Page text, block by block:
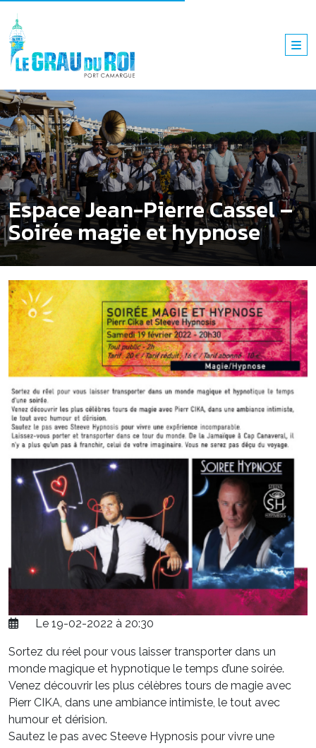
Espace Jean-Pierre Cassel –
Soirée magie et hypnose
Le 19-02-2022 à 20:30
Sortez du réel pour vous laisser transporter dans un
monde magique et hypnotique le temps d’une soirée.
Venez découvrir les plus célèbres tours de magie avec
Pierr CIKA, dans une ambiance intimiste, le tout avec
humour et dérision.
Sautez le pas avec Steeve Hypnosis pour vivre une